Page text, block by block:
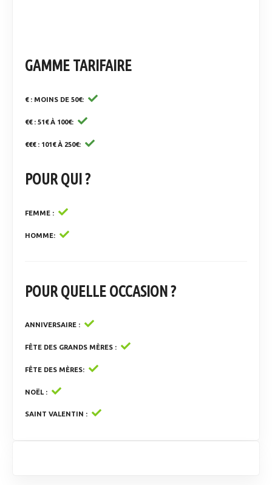
GAMME TARIFAIRE
€ : MOINS DE 50€
€€ : 51€ À 100€
€€€ : 101€ À 250€
POUR QUI ?
FEMME
HOMME
POUR QUELLE OCCASION ?
ANNIVERSAIRE
FÊTE DES GRANDS MÈRES
FÊTE DES MÈRES
NOËL
SAINT VALENTIN